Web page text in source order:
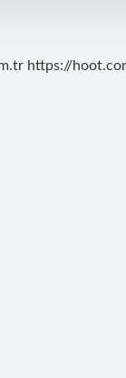
https://